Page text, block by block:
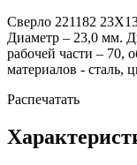
Сверло 221182
Диаметр – 23,0 мм.
рабочей части – 70,
материалов - сталь,
Распечатать